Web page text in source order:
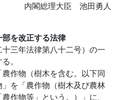
内閣総理大臣 池田勇人
を改正する法律
三年法律第八十二号）の一
。
作物（樹木を含む。以下同
を「農作物（樹木及び農林
作物等」という。）」に、